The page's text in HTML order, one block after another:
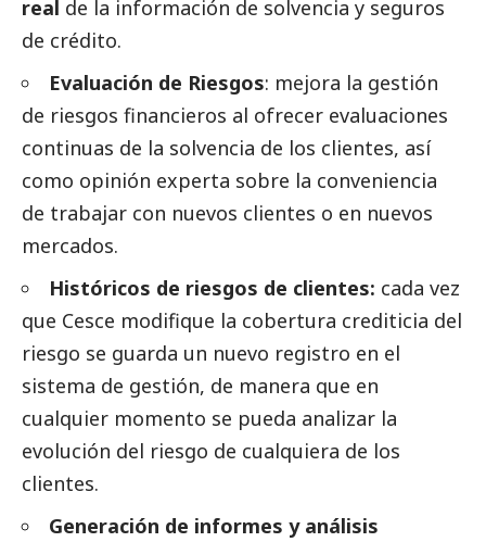
real de la información de solvencia y seguros
de crédito.
Evaluación de Riesgos: mejora la gestión
de riesgos financieros al ofrecer evaluaciones
continuas de la solvencia de los clientes, así
como opinión experta sobre la conveniencia
de trabajar con nuevos clientes o en nuevos
mercados.
Históricos de riesgos de clientes: cada vez
que Cesce modifique la cobertura crediticia del
riesgo se guarda un nuevo registro en el
sistema de gestión, de manera que en
cualquier momento se pueda analizar la
evolución del riesgo de cualquiera de los
clientes.
Generación de informes y análisis